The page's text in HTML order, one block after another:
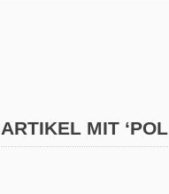
ARTIKEL MIT